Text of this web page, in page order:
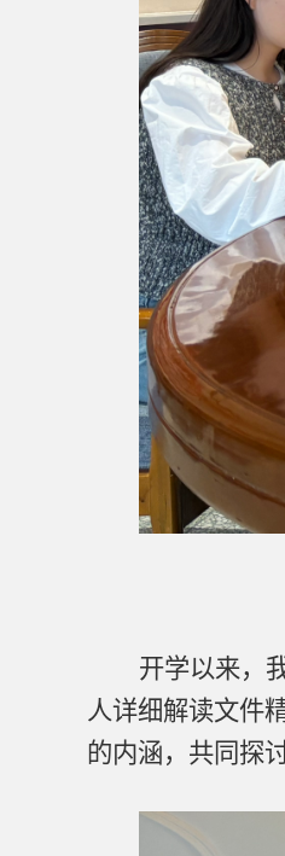
开学以来，
人详细解读文件
的内涵，共同探